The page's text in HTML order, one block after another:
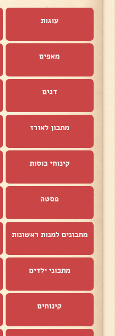
עוגות
מאפים
דגים
מתכון לאורז
קינוחי כוסות
פסטה
מתכונים למנות ראשונות
מתכוני ילדים
קינוחים